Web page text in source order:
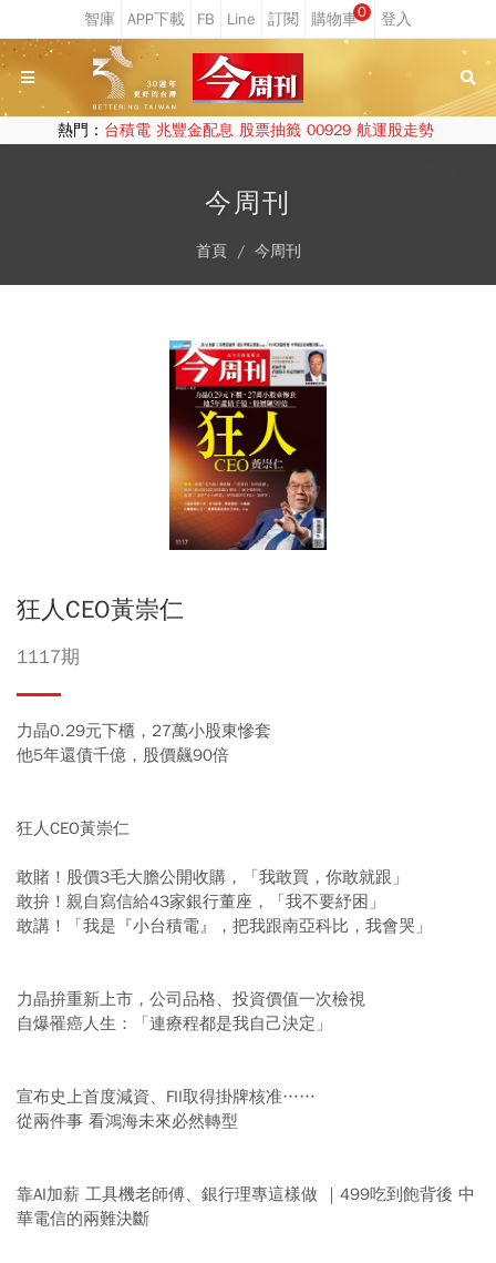
0
熱門： 台積電 兆豐金配息 股票抽籤 00929 航運股走勢
今周刊
首頁 今周刊
狂人CEO黃崇仁
1117期
力晶0.29元下櫃，27萬小股東慘套
他5年還債千億，股價飆90倍
狂人CEO黃崇仁
敢賭！股價3毛大膽公開收購，「我敢買，你敢就跟」
敢拚！親自寫信給43家銀行董座，「我不要紓困」
敢講！「我是『小台積電』，把我跟南亞科比，我會哭」
力晶拚重新上市，公司品格、投資價值一次檢視
自爆罹癌人生：「連療程都是我自己決定」
宣布史上首度減資、FII取得掛牌核准……
從兩件事 看鴻海未來必然轉型
靠AI加薪 工具機老師傅、銀行理專這樣做 ｜499吃到飽背後 中
華電信的兩難決斷